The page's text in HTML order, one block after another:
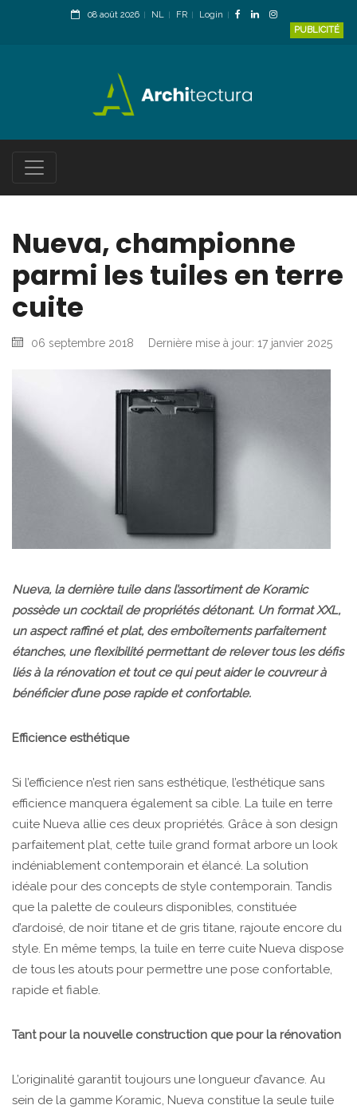
08 août 2026 NL FR
Login
PUBLICITÉ
Nueva, championne
parmi les tuiles en terre
cuite
06 septembre 2018 Dernière mise à jour: 17 janvier 2025
Nueva, la dernière tuile dans l’assortiment de Koramic
possède un cocktail de propriétés détonant. Un format XXL,
un aspect raffiné et plat, des emboîtements parfaitement
étanches, une flexibilité permettant de relever tous les défis
liés à la rénovation et tout ce qui peut aider le couvreur à
bénéficier d’une pose rapide et confortable.
Efficience esthétique
Si l’efficience n’est rien sans esthétique, l’esthétique sans
efficience manquera également sa cible. La tuile en terre
cuite Nueva allie ces deux propriétés. Grâce à son design
parfaitement plat, cette tuile grand format arbore un look
indéniablement contemporain et élancé. La solution
idéale pour des concepts de style contemporain. Tandis
que la palette de couleurs disponibles, constituée
d’ardoisé, de noir titane et de gris titane, rajoute encore du
style. En même temps, la tuile en terre cuite Nueva dispose
de tous les atouts pour permettre une pose confortable,
rapide et fiable.
Tant pour la nouvelle construction que pour la rénovation
L’originalité garantit toujours une longueur d’avance. Au
sein de la gamme Koramic, Nueva constitue la seule tuile